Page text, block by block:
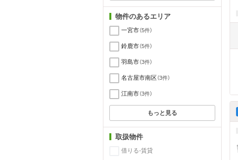
物件のあるエリア
一宮市（5件）
鈴鹿市（5件）
羽島市（3件）
名古屋市南区 （3件）
江南市（3件）
もっと見る
取扱物件
借りる-賃貸